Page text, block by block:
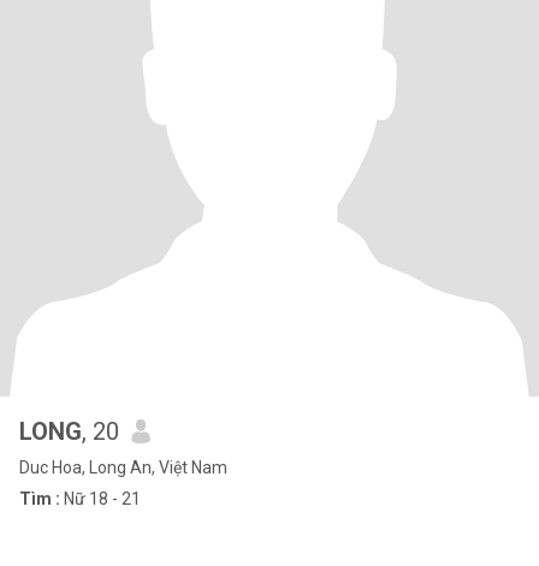
LONG, 20
Duc Hoa, Long An, Việt Nam
Tìm : Nữ 18 - 21